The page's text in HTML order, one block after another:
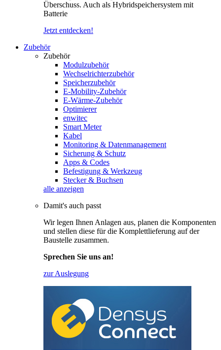
Überschuss. Auch als Hybridspeichersystem mit
Batterie
Jetzt entdecken!
Zubehör
Zubehör
Modulzubehör
Wechselrichterzubehör
Speicherzubehör
E-Mobility-Zubehör
E-Wärme-Zubehör
Optimierer
enwitec
Smart Meter
Kabel
Monitoring & Datenmanagement
Sicherung & Schutz
Apps & Codes
Befestigung & Werkzeug
Stecker & Buchsen
alle anzeigen
Damit's auch passt
Wir legen Ihnen Anlagen aus, planen die Komponenten
und stellen diese für die Komplettlieferung auf der
Baustelle zusammen.
Sprechen Sie uns an!
zur Auslegung